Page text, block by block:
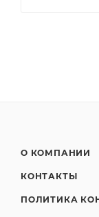
О КОМПАНИИ
КОНТАКТЫ
ПОЛИТИКА